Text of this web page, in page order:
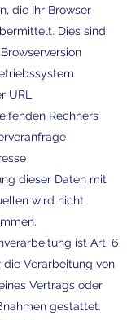
die Ihr Browser
Dies sind:
URL
Rechners
dieser Daten mit
wird nicht
ist Art. 6
die Verarbeitung von
Vertrags oder
gestattet.